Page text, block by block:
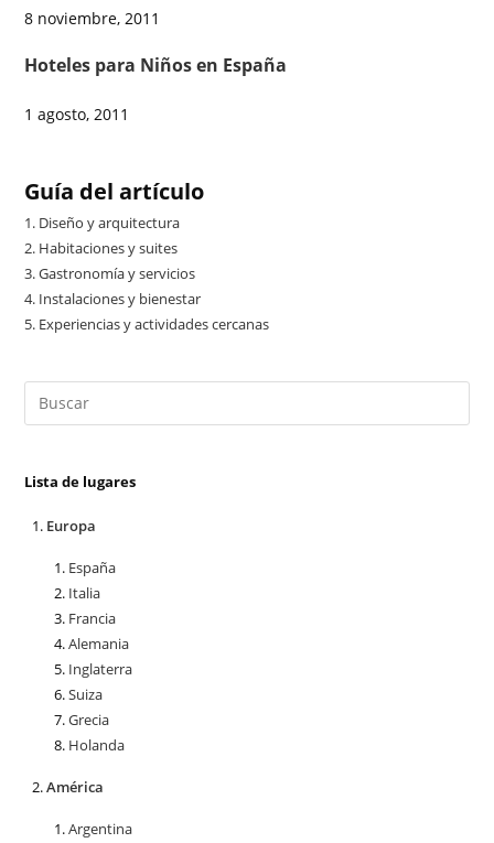
8 noviembre, 2011
Hoteles para Niños en España
1 agosto, 2011
Guía del artículo
1. Diseño y arquitectura
2. Habitaciones y suites
3.Gastronomía y servicios
4. Instalaciones y bienestar
5. Experiencias y actividades cercanas
Lista de lugares
Europa
España
Italia
Francia
Alemania
Inglaterra
Suiza
Grecia
Holanda
América
Argentina